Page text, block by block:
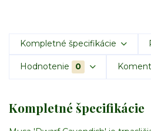
Kompletné špecifikácie
Hodnotenie 0
Kompletné špecifikácie